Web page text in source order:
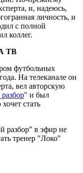
и, надеюсь,
личность, и
с полной
коллег.
ТВ
футбольных
На телеканале он
вел авторскую
" и был
стать
разбор" в эфир не
тренер "Локо"